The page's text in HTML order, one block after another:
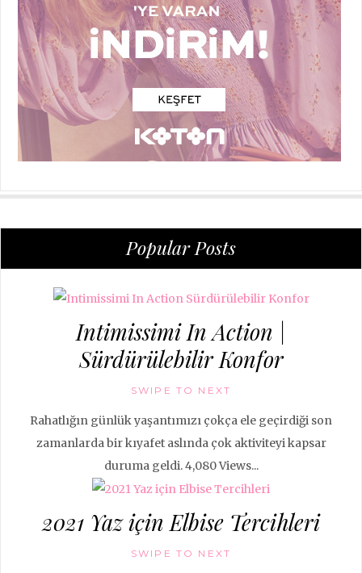
Popular Posts
Intimissimi In Action |
Sürdürülebilir Konfor
SWIPE TO NEXT
Rahatlığın günlük yaşantımızı çokça ele geçirdiği son
zamanlarda bir kıyafet aslında çok aktiviteyi kapsar
duruma geldi. 4,080 Views...
2021 Yaz için Elbise Tercihleri
SWIPE TO NEXT